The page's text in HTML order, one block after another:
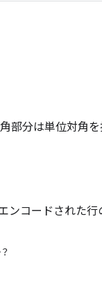
部分は単位対角
ンコードされた行